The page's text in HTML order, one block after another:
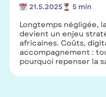
21.5.2025 5 min
Longtemps négligée,
devient un enjeu
africaines. Coûts,
accompagnement :
pourquoi repenser la